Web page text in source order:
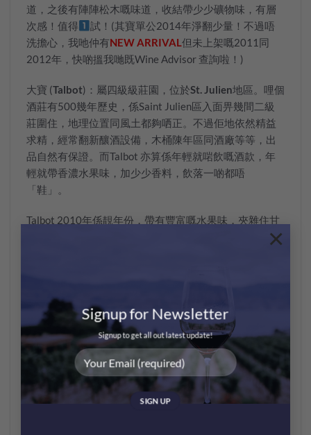
Signup for Newsletter
Signup to get all out latest update!
×
道，之後有陣陣松木嘅味道，收結帶少少礦物味，有層
次感！值得
試！(其寶單公2014年淨翻少量！不過唔
洗擔心，我吔仲有NEW ARRIVAL但未上架嘅2011同
2012年，快啲搵我哋既Wine Advisor 查詢啦！)
大寶 (Talbot)：屬四級級莊園，位於St. Julien地區。哩個
酒莊有500幾年歷史，係Saint Julien區入面畀幾間二級
莊圍住，地理位置同風土都夠哂正。不過佢地依然精益
求精，經常翻新釀酒設備，木桶陳年區同酒廠等等，出
品自然有保證。而Talbot 亦算係年輕就啱飲嘅酒款，年
輕就帶香濃水果味，加少少香料，飲落一啲都唔
「鞋」。
Talbot 2010年係靚年份，帶有豐富嘅水果味，夾雜住甘
Rothschild
程都係由
Chateau Lafite同其團隊所管理，品質當然輕易
超越
級莊嘅水平，更有Lafite嘅一絲影子。??
Duhart Milon 2011(NEW ARRIVAL
味道濃郁，帶有
車里子，黑梅嘅味道 ，夾雜香料嘅味道，中度單寧，非
常有活力，而家已經係適飲期啦
！之前好多人都有問